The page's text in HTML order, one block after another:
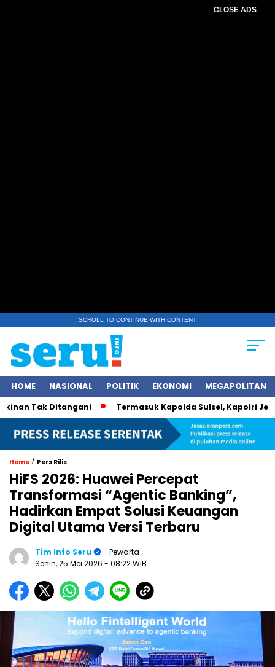
CLOSE ADS
SCROLL TO CONTINUE WITH CONTENT
HOME NASIONAL POLITIK EKONOMI MEGAPOLITAN
Tak Ditangani Termasuk Kapolda Sulsel, Kapolri Jenderal
Home / Pers Rilis
HiFS 2026: Huawei Percepat
Transformasi “Agentic Banking”,
Hadirkan Empat Solusi Keuangan
Digital Utama Versi Terbaru
Tim Info Seru
- Pewarta
Senin, 25 Mei 2026 - 08:22 WIB